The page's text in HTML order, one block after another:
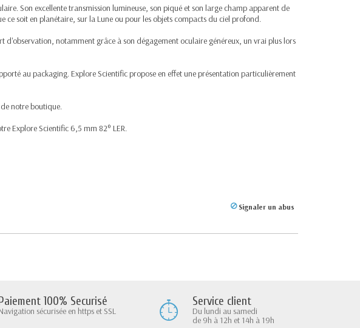
Son excellente transmission lumineuse, son piqué et son large champ apparent de
soit en planétaire, sur la Lune ou pour les objets compacts du ciel profond.
d'observation, notamment grâce à son dégagement oculaire généreux, un vrai plus lors
au packaging. Explore Scientific propose en effet une présentation particulièrement
notre boutique.
Explore Scientific 6,5 mm 82° LER.
Signaler un abus
100% Securisé
sécurisée en https et SSL
Service client
Du lundi au samedi
de 9h à 12h et 14h à 19h